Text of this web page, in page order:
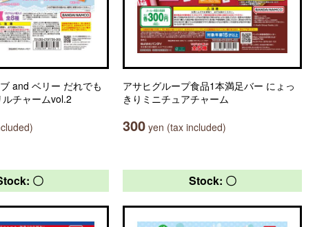
and ベリー だれでも
チャームvol.2
アサヒグループ食品1本満足バー にょっ
きりミニチュアチャーム
300 yen (tax included)
〇 Stock: 〇